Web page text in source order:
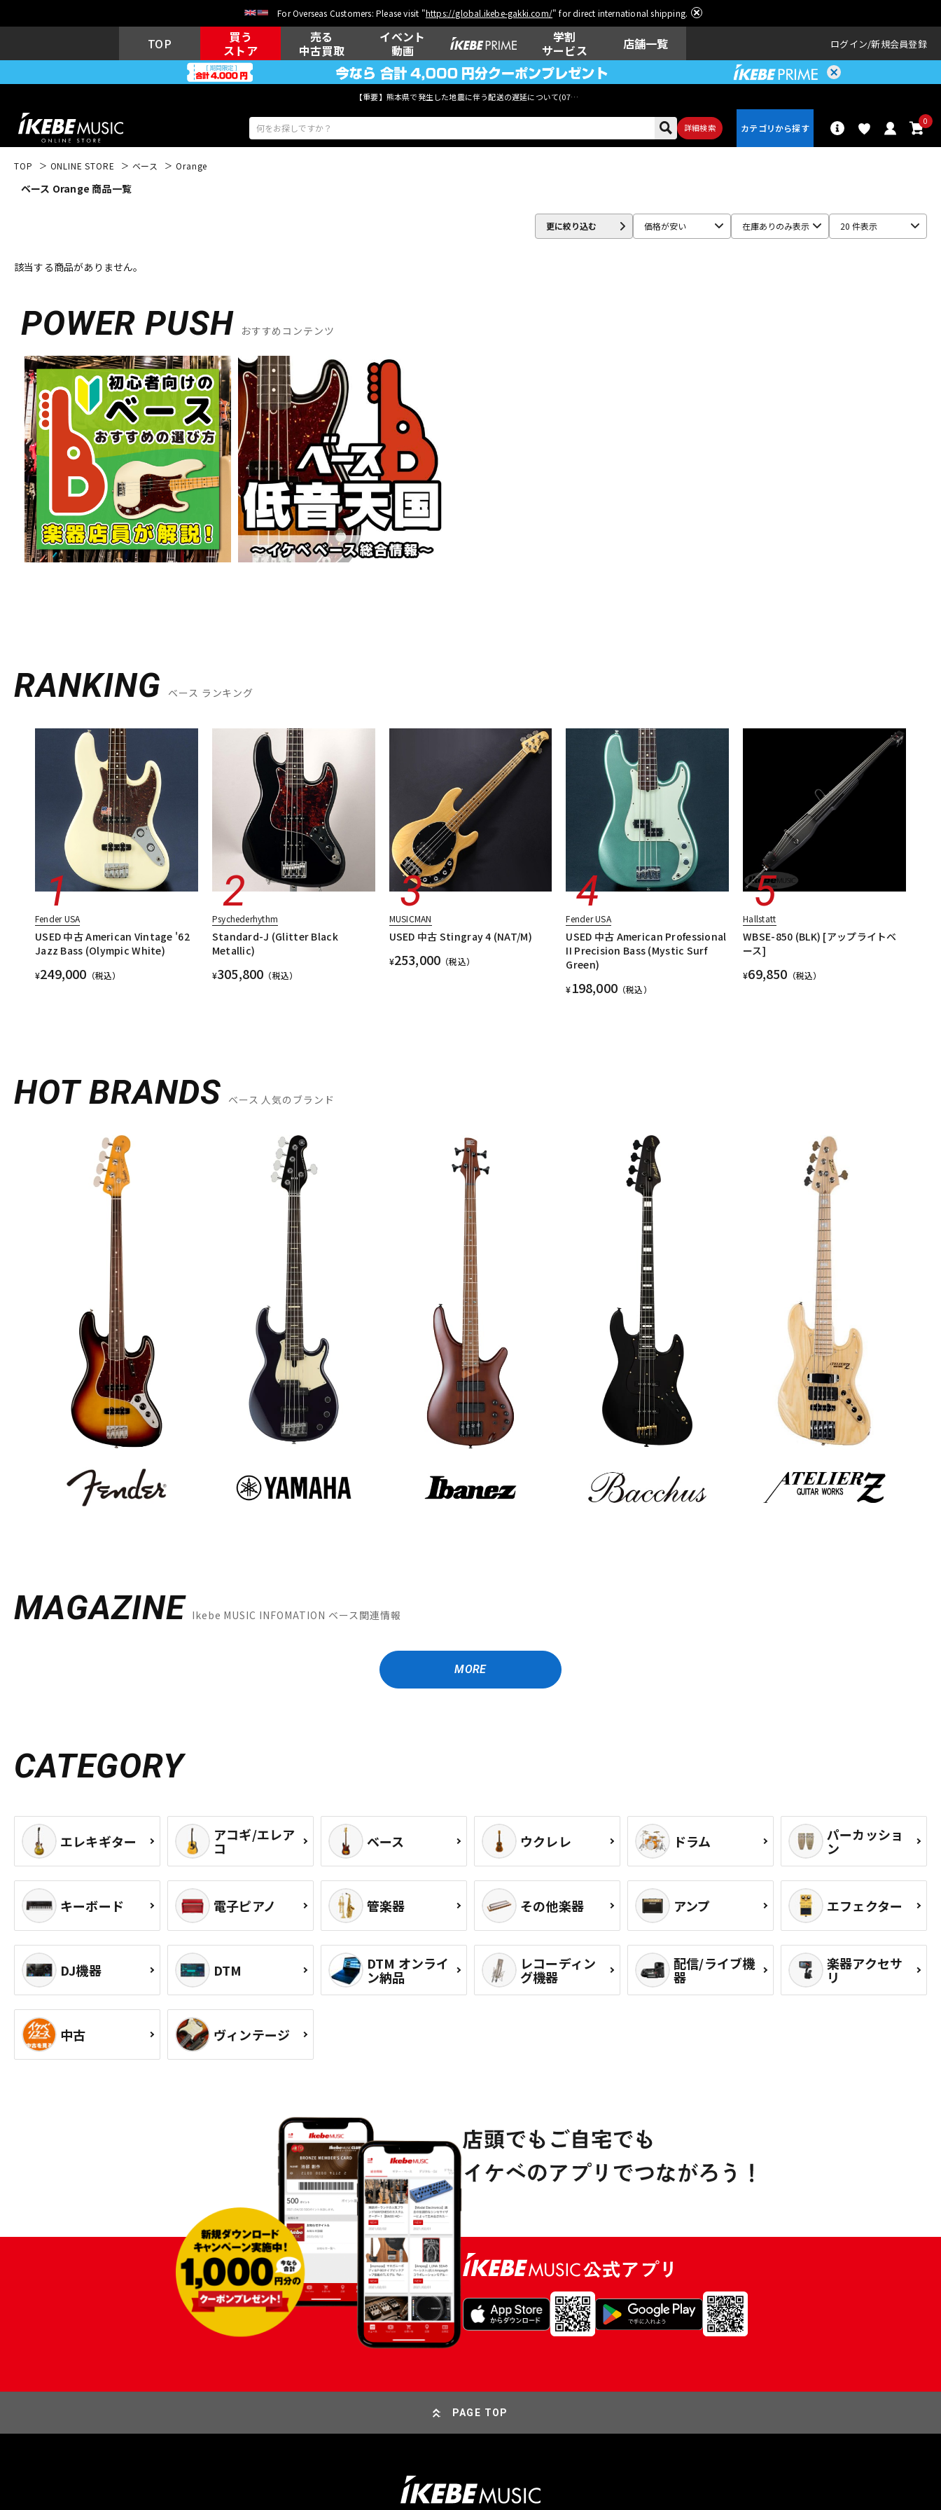
For Overseas Customers: Please visit "https://global.ikebe-gakki.com/" for direct international shipping.
TOP
買う
ストア
売る
中古買取
イベント
動画
学割
サービス
店舗一覧 ログイン 新規会員登録
【重要】熊本県で発生した地震に伴う配送の遅延について(07月29日
詳細検索
0
エレキギター
キーボード
DJ機器 DTM
中古 ヴィンテージ
TOP ONLINE STORE ベース Orange
ベース Orange 商品一覧
更に絞り込む 価格が安い 在庫ありのみ表示 20 件表示
該当する商品がありません。
POWER PUSH おすすめコンテンツ
RANKING ベース ランキング
Fender USA
USED 中古 American Vintage '62
Jazz Bass (Olympic White)
¥249,000 （税込）
Psychederhythm
Standard-J (Glitter Black
Metallic)
¥305,800 （税込）
MUSICMAN
USED 中古 Stingray 4 (NAT/M)
¥253,000 （税込）
Fender USA
USED 中古 American Professional
II Precision Bass (Mystic Surf
Green)
¥198,000 （税込）
Hallstatt
WBSE-850 (BLK) [アップライトベ
ース]
¥69,850 （税込）
HOT BRANDS ベース 人気のブランド
MAGAZINE Ikebe MUSIC INFOMATION ベース関連情報
MORE
CATEGORY
エレキギター アコギ/エレア
コ ベース ウクレレ ドラム パーカッショ
ン
キーボード 電子ピアノ 管楽器 その他楽器 アンプ エフェクター
DJ機器 DTM DTM オンライ
ン納品
レコーディン
グ機器
配信/ライブ機
器
楽器アクセサ
リ
中古 ヴィンテージ
PAGE TOP